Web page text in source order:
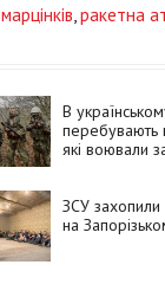
марцінків ракетна
В
перебувають
які воювали
ЗСУ захопили
на